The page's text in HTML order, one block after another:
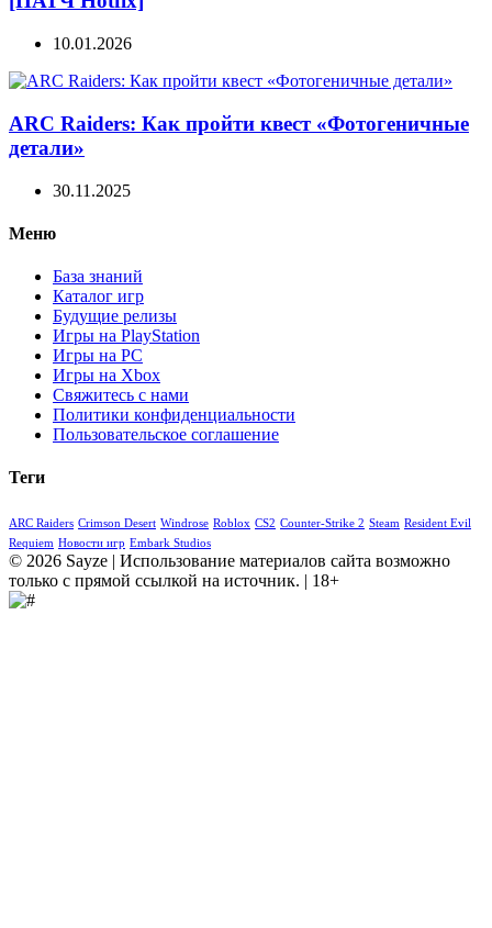
10.01.2026
ARC Raiders: Как пройти квест «Фотогеничные
детали»
30.11.2025
Меню
База знаний
Каталог игр
Будущие релизы
Игры на PlayStation
Игры на PC
Игры на Xbox
Свяжитесь с нами
Политики конфиденциальности
Пользовательское соглашение
Теги
ARC Raiders Crimson Desert Windrose Roblox CS2 Counter-Strike 2 Steam Resident Evil
Requiem Новости игр Embark Studios
© 2026 Sayze | Использование материалов сайта возможно
только с прямой ссылкой на источник. | 18+